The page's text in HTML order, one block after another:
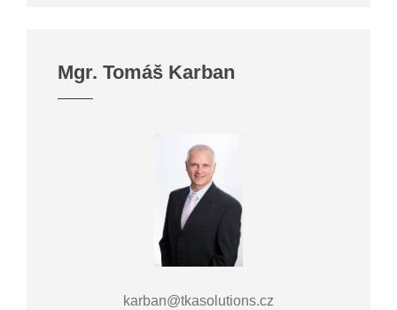
Mgr. Tomáš Karban
karban@tkasolutions.cz